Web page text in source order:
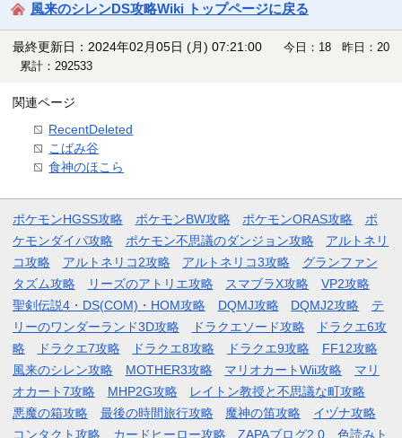
風来のシレンDS攻略Wiki トップページに戻る
最終更新日：2024年02月05日 (月) 07:21:00
今日：18 昨日：20
累計：292533
関連ページ
RecentDeleted
こばみ谷
食神のほこら
ポケモンHGSS攻略 ポケモンBW攻略 ポケモンORAS攻略
ポ
ケモンダイパ攻略
ポケモン不思議のダンジョン攻略
アルトネリ
コ攻略
アルトネリコ2攻略 アルトネリコ3攻略
グランファン
タズム攻略
リーズのアトリエ攻略 スマブラX攻略
VP2攻略
聖剣伝説4・DS(COM)・HOM攻略
DQMJ攻略 DQMJ2攻略
テ
リーのワンダーランド3D攻略
ドラクエソード攻略
ドラクエ6攻
略
ドラクエ7攻略 ドラクエ8攻略 ドラクエ9攻略
FF12攻略
風来のシレン攻略
MOTHER3攻略 マリオカートWii攻略
マリ
オカート7攻略
MHP2G攻略
レイトン教授と不思議な町攻略
悪魔の箱攻略
最後の時間旅行攻略 魔神の笛攻略
イヅナ攻略
コンタクト攻略
カードヒーロー攻略 ZAPAブログ2.0 色読みト